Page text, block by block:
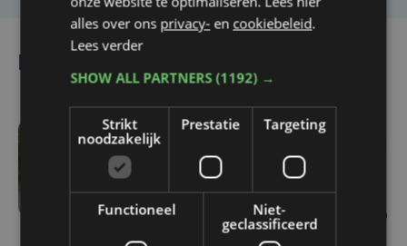
Gestolen BMW van
Ieperling duikt na oproep
op sociale media weer op
in Frankrijk
alles over ons privacy- en cookiebeleid.
Lees verder
SHOW ALL PARTNERS(1192) →
Strikt
noodzakelijk
Prestatie Targeting
Functioneel
Niet-
geclassificeerd